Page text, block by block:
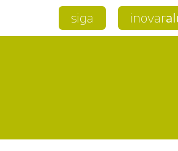
siga inovar